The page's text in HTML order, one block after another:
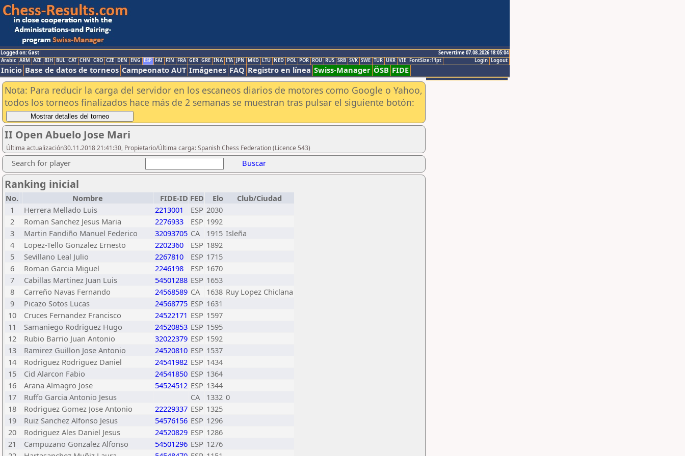
Logged on: Gast
Servertime 07.08.2026 18:05:04
Logout
Login
Arabic ARM AZE BIH BUL CAT CHN CRO CZE DEN ENG ESP FAI FIN FRA GER GRE INA ITA JPN MKD LTU NED POL POR ROU RUS SRB SVK SWE TUR UKR VIE FontSize:11pt
Inicio Base de datos de torneos Campeonato AUT Imágenes FAQ Registro en línea Swiss-Manager ÖSB FIDE
Nota: Para reducir la carga del servidor en los escaneos diarios de motores como Google o Yahoo,
todos los torneos finalizados hace más de 2 semanas se muestran tras pulsar el siguiente botón:
II Open Abuelo Jose Mari
Última actualización30.11.2018 21:41:30, Propietario/Última carga: Spanish Chess Federation (Licence 543)
Search for player Buscar
Ranking inicial
No. Nombre FIDE-ID FED Elo
Club/Ciudad
1
Herrera Mellado Luis 2213001 ESP 2030
2
Roman Sanchez Jesus Maria 2276933 ESP 1992
3
Martin Fandiño Manuel Federico 32093705 CA 1915 Isleña
4
Lopez-Tello Gonzalez Ernesto 2202360 ESP 1892
5
Sevillano Leal Julio 2267810 ESP 1715
6
Roman Garcia Miguel 2246198 ESP 1670
7
Cabillas Martinez Juan Luis 54501288 ESP 1653
8
Carreño Navas Fernando 24568589 CA 1638 Ruy Lopez Chiclana
9
Picazo Sotos Lucas 24568775 ESP 1631
10
Cruces Fernandez Francisco 24522171 ESP 1597
11
Samaniego Rodriguez Hugo 24520853 ESP 1595
12
Rubio Barrio Juan Antonio 32022379 ESP 1592
13
Ramirez Guillon Jose Antonio 24520810 ESP 1537
14
Rodriguez Rodriguez Daniel 24541982 ESP 1434
15
Cid Alarcon Fabio 24541850 ESP 1364
16
Arana Almagro Jose 54524512 ESP 1344
17
Ruffo Garcia Antonio Jesus CA 1332 0
18
Rodriguez Gomez Jose Antonio 22229337 ESP 1325
19
Ruiz Sanchez Alfonso Jesus 54576156 ESP 1296
20
Rodriguez Ales Daniel Jesus 24520829 ESP 1286
21
Campuzano Gonzalez Alfonso 54501296 ESP 1276